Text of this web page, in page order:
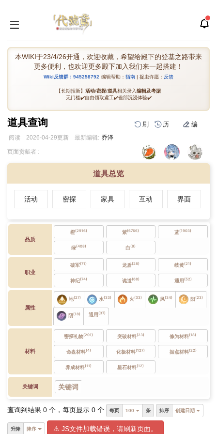
本WIKI于23/4/26开通，欢迎收藏，希望给殿下的登基之路带来
更多便利，也欢迎更多殿下加入我们来一起搭建！
Wiki反馈群：945258792 编辑帮助： 指南 | 捉虫许愿： 反馈
【长期招新】 活动/密探/道具相关录入编辑及考据
无门槛✔️自由领取鸢工✔️雀部沉浸体验✔️
道具查询 刷 历 编
阅读 2026-04-29更新 最新编辑: 乔泽
跳
导
跳
搜
页面贡献者 :
道具总览
活动 密探 家具 互动 界面
品质
橙(2916) 紫(6766) 蓝(1903)
绿(408) 白(9)
职业
破军(71) 龙盾(28) 岐黄(21)
神纪(74) 诡道(68) 通用(52)
属性
地(27) 水(33) 火(33) 风(34) 阳(23)
阴(18) 通用(37)
材料
密探礼物(201) 突破材料(23) 修为材料(18)
命盘材料(4) 化极材料(127) 据点材料(22)
养成材料(11) 星石材料(12)
关键词 关键词
查询到结果 0 个，每页显示 0 个 每页 100 条 排序 创建日期
升降 降序 ⚠ JS文件加载错误，请刷新页面。